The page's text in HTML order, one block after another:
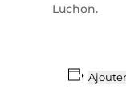
Luchon.